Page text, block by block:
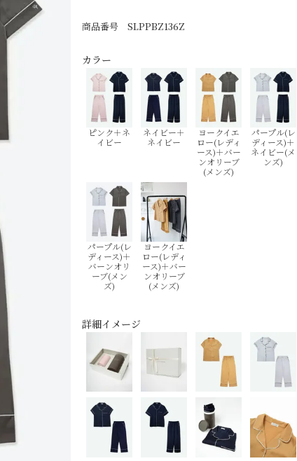
商品番号 SLPPBZ136Z
カラー
ピンク＋ネ
イビー
ネイビー＋
ネイビー
ヨークイエ
ロー(レディ
ース)＋バー
ンオリーブ
(メンズ)
パープル(レ
ディース)＋
ネイビー(メ
ンズ)
パープル(レ
ディース)＋
バーンオリ
ーブ(メン
ズ)
ヨークイエ
ロー(レディ
ース)＋バー
ンオリーブ
(メンズ)
詳細イメージ